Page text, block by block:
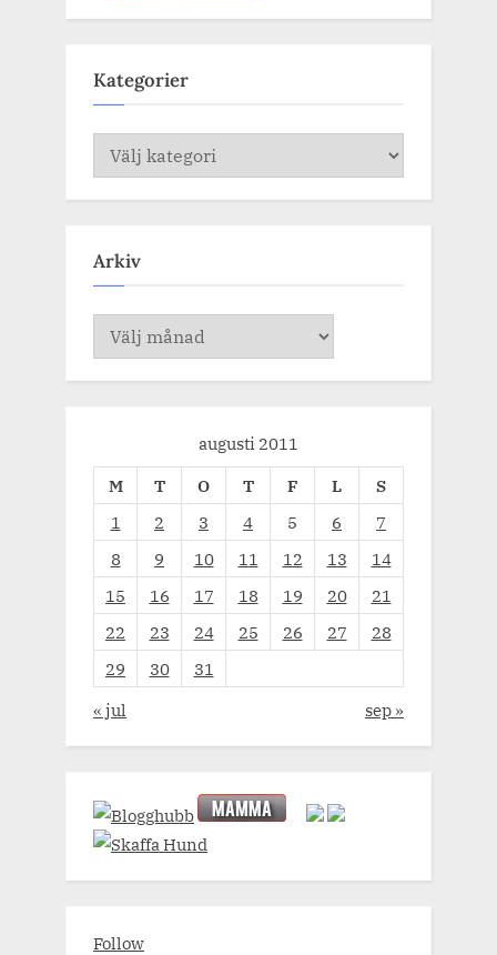
Kategorier
Kategorier
Arkiv
Arkiv
augusti 2011
M
T O T F L
S
1
2 3 4 5 6
7
8
9 10 11 12 13
14
15
16 17 18 19 20
21
22
23 24 25 26 27
28
29
30
31
« jul
sep »
Follow